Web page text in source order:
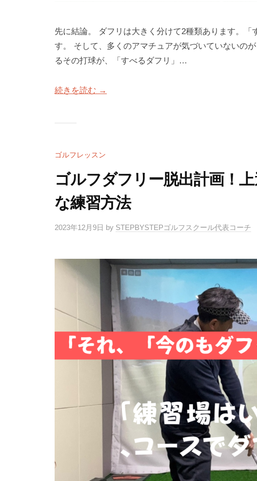
M
a
n
4
S
E
P
B
Y
T
ゴ
ス
ル
先に結論。 ダフリは大きく分けて2種類あります。
す。 そして、多くのアマチュアが気づいていないの
るその打球が、「すべるダフリ」…
続きを読む →
ゴルフレッスン
ゴルフダフリー脱出計画！
な練習方法
2023年12月9日 by STEPBYSTEPゴルフスクール代表コーチ
B
Y
S
E
ス
ー
ル
大
阪